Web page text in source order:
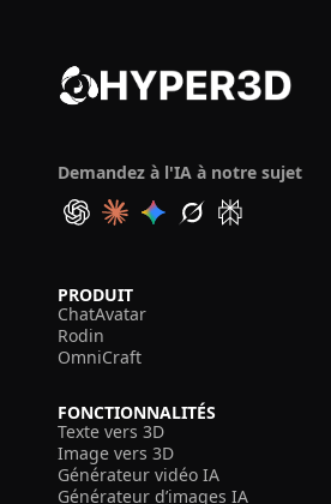
Demandez à l'IA à notre sujet
PRODUIT
ChatAvatar
Rodin
OmniCraft
FONCTIONNALITÉS
Texte vers 3D
Image vers 3D
Générateur vidéo IA
Générateur d’images IA